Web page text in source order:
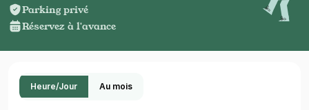
Parking privé
Réservez à l'avance
Heure/Jour Au mois